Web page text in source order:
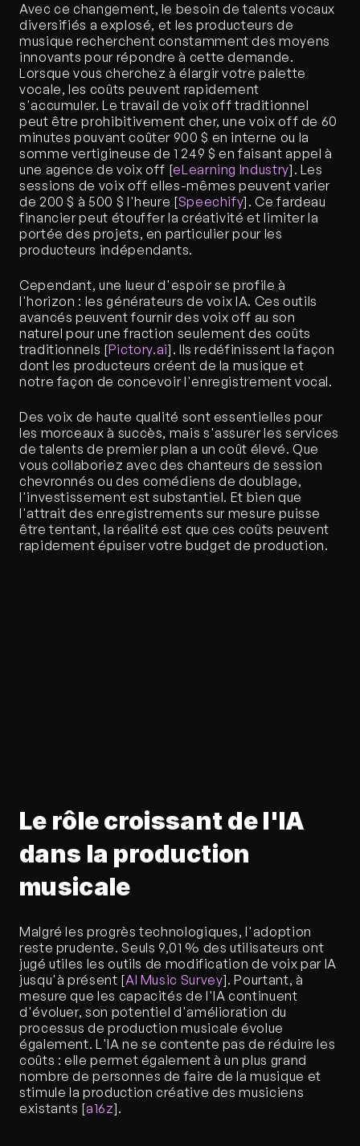
Avec ce changement, le besoin de talents vocaux
diversifiés a explosé, et les producteurs de
musique recherchent constamment des moyens
innovants pour répondre à cette demande.
Lorsque vous cherchez à élargir votre palette
vocale, les coûts peuvent rapidement
s'accumuler. Le travail de voix off traditionnel
peut être prohibitivement cher, une voix off de 60
minutes pouvant coûter 900 $ en interne ou la
somme vertigineuse de 1 249 $ en faisant appel à
une agence de voix off [eLearning Industry]. Les
sessions de voix off elles-mêmes peuvent varier
de 200 $ à 500 $ l'heure [Speechify]. Ce fardeau
financier peut étouffer la créativité et limiter la
portée des projets, en particulier pour les
producteurs indépendants.
Cependant, une lueur d'espoir se profile à
l'horizon : les générateurs de voix IA. Ces outils
avancés peuvent fournir des voix off au son
naturel pour une fraction seulement des coûts
traditionnels [Pictory.ai]. Ils redéfinissent la façon
dont les producteurs créent de la musique et
notre façon de concevoir l'enregistrement vocal.
Des voix de haute qualité sont essentielles pour
les morceaux à succès, mais s'assurer les services
de talents de premier plan a un coût élevé. Que
vous collaboriez avec des chanteurs de session
chevronnés ou des comédiens de doublage,
l'investissement est substantiel. Et bien que
l'attrait des enregistrements sur mesure puisse
être tentant, la réalité est que ces coûts peuvent
rapidement épuiser votre budget de production.
Le rôle croissant de l'IA
dans la production
musicale
Malgré les progrès technologiques, l'adoption
reste prudente. Seuls 9,01 % des utilisateurs ont
jugé utiles les outils de modification de voix par IA
jusqu'à présent [AI Music Survey]. Pourtant, à
mesure que les capacités de l'IA continuent
d'évoluer, son potentiel d'amélioration du
processus de production musicale évolue
également. L'IA ne se contente pas de réduire les
coûts : elle permet également à un plus grand
nombre de personnes de faire de la musique et
stimule la production créative des musiciens
existants [a16z].